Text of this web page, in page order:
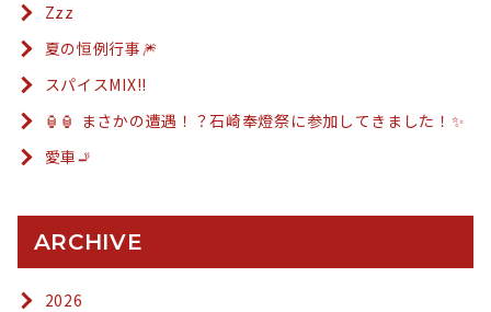
Zzz
夏の恒例行事🎆
スパイスMIX!!
🏮🏮 まさかの遭遇！？石崎奉燈祭に参加してきました！✨
愛車🚬
ARCHIVE
2026